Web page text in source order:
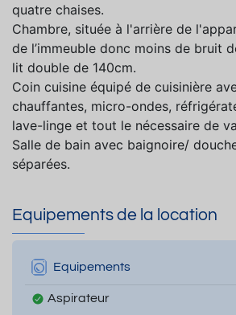
quatre chaises.
Chambre, située à l'arrière de
de l’immeuble donc moins de bruit
lit double de 140cm.
Coin cuisine équipé de cuisinière
chauffantes, micro-ondes,
lave-linge et tout le nécessaire de
Salle de bain avec baignoire/
séparées.
Equipements de la location
Equipements
Aspirateur